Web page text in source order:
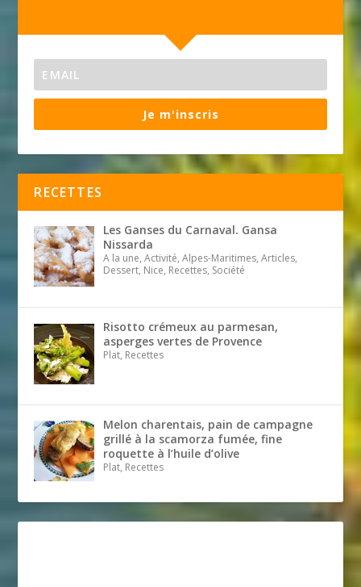
Je m'inscris
RECETTES
Les Ganses du Carnaval. Gansa
Nissarda
A la une, Activité, Alpes-Maritimes, Articles,
Dessert, Nice, Recettes, Société
Risotto crémeux au parmesan,
asperges vertes de Provence
Plat, Recettes
Melon charentais, pain de campagne
grillé à la scamorza fumée, fine
roquette à l’huile d’olive
Plat, Recettes